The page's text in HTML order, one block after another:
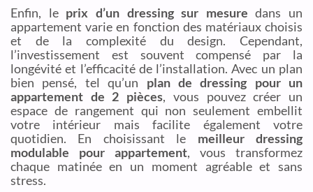
Enfin, le prix d’un dressing sur mesure dans un
appartement varie en fonction des matériaux choisis
et de la complexité du design. Cependant,
l’investissement est souvent compensé par la
longévité et l’efficacité de l’installation. Avec un plan
bien pensé, tel qu’un plan de dressing pour un
appartement de 2 pièces, vous pouvez créer un
espace de rangement qui non seulement embellit
votre intérieur mais facilite également votre
quotidien. En choisissant le meilleur dressing
modulable pour appartement, vous transformez
chaque matinée en un moment agréable et sans
stress.